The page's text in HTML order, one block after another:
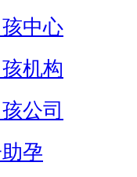
中心
机构
公司
孕